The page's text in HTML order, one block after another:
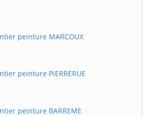
peinture MARCOUX
peinture PiERRERUE
peinture BARREME